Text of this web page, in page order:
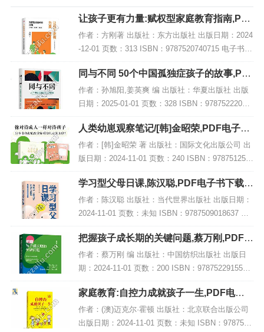
让孩子更有力量:赋权型家庭教育指南,PD
F电子书下载
作者：方刚著 出版社：东方出版社 出版日期：2024
-12-01 页数：313 ISBN：9787520740715 电子书大
小：229MB [高清扫描版PDF格式] 内容简介 在《让
孩子更...
同与不同 50个中国孤独症孩子的故事,PD
F电子书下载
作者：孙旭阳,姜英爽 编 出版社：华夏出版社 出版
日期：2025-01-01 页数：328 ISBN：97875222076
29 电子书大小：264MB [高清扫描版PDF格式] 内容
简介...
人类幼崽观察笔记/[韩]金昭荣,PDF电子书
网盘下载
作者：[韩]金昭荣 著 出版社：国际文化出版公司 出
版日期：2024-11-01 页数：240 ISBN：978751251
6588 电子书大小：195MB [高清扫描版PDF格式] 内
容简...
学习型父母日课,陈汉聪,PDF电子书下载,
网盘资源
作者：陈汉聪 出版社：当代世界出版社 出版日期：
2024-11-01 页数：未知 ISBN：9787509018637 电
子书大小：212MB [高清扫描版PDF格式] 内容简介
该著作题为...
把握孩子成长期的关键问题,蔡万刚,PDF电
子书下载,网盘资源
作者：蔡万刚 编 出版社：中国纺织出版社 出版日
期：2024-11-01 页数：200 ISBN：9787522915517
电子书大小：225MB [高清扫描版PDF格式] 内容简
介 在成...
家庭教育:自控力成就孩子一生,PDF电子
书网盘下载
作者：(澳)迈克尔·霍顿 出版社：北京联合出版公司
出版日期：2024-11-01 页数：未知 ISBN：9787559